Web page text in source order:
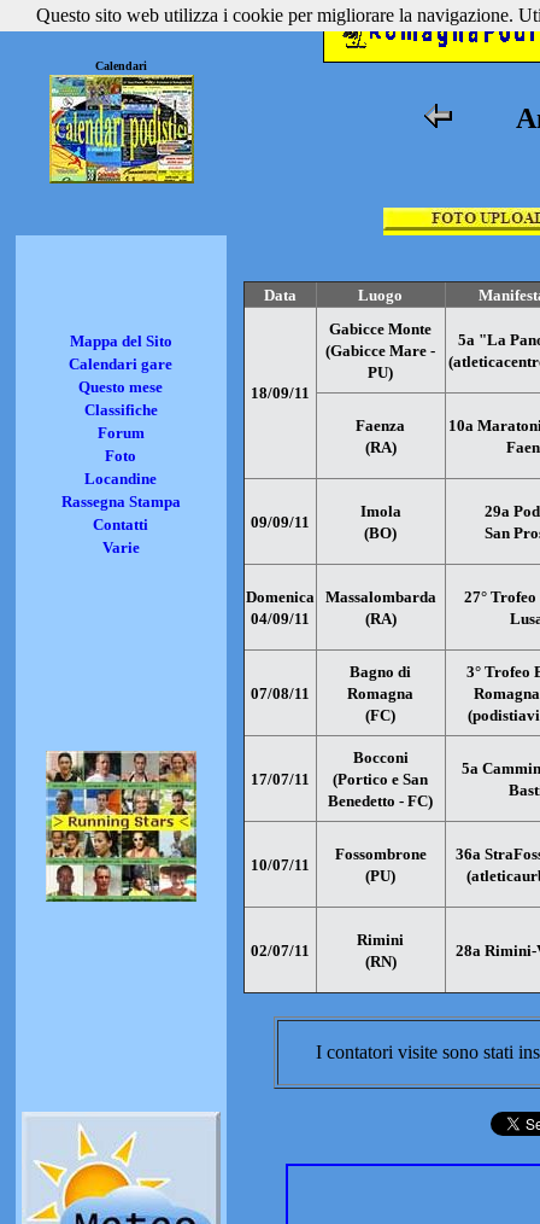
Calendari
Mappa del Sito
Calendari gare
Questo mese
Classifiche
Forum
Foto
Locandine
Rassegna Stampa
Contatti
Varie
Data Luogo
18/09/11
Gabicce Monte
(Gabicce Mare -
PU)
5a "La
Faenza
(RA)
10a
09/09/11
Imola
(BO)
29a
San
Domenica
04/09/11
Massalombarda
(RA)
27°
07/08/11
Bagno di
Romagna
(FC)
3° Trofeo
17/07/11
Bocconi
(Portico e San
Benedetto - FC)
5a
10/07/11
Fossombrone
(PU)
36a
02/07/11
Rimini
(RN)
28a Rimini-
I contatori visite sono stati
Questo sito web utilizza i cookie per migliorare la navigazione.